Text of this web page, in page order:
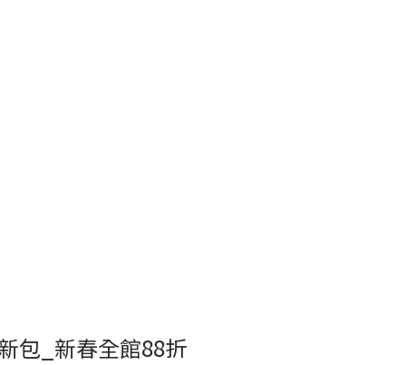
包_新春全館88折